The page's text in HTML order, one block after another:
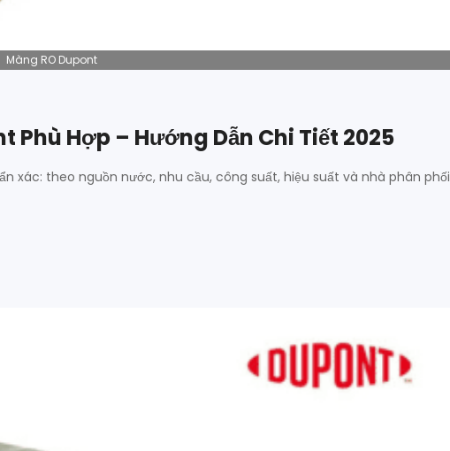
Màng RO Dupont
Phù Hợp – Hướng Dẫn Chi Tiết 2025
xác: theo nguồn nước, nhu cầu, công suất, hiệu suất và nhà phân phối